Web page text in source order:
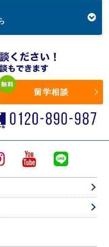
留学相談